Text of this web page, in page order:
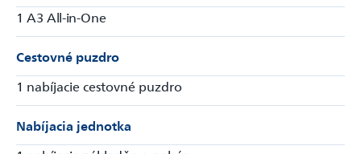
1 A3 All-in-One
Cestovné puzdro
1 nabíjacie cestovné puzdro
Nabíjacia jednotka